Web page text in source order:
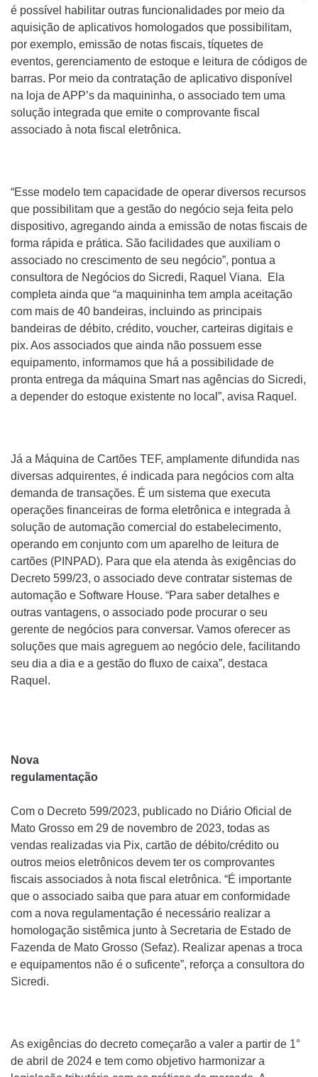
é possível habilitar outras funcionalidades por meio da
aquisição de aplicativos homologados que possibilitam,
por exemplo, emissão de notas fiscais, tíquetes de
eventos, gerenciamento de estoque e leitura de códigos de
barras. Por meio da contratação de aplicativo disponível
na loja de APP’s da maquininha, o associado tem uma
solução integrada que emite o comprovante fiscal
associado à nota fiscal eletrônica.
“Esse modelo tem capacidade de operar diversos recursos
que possibilitam que a gestão do negócio seja feita pelo
dispositivo, agregando ainda a emissão de notas fiscais de
forma rápida e prática. São facilidades que auxiliam o
associado no crescimento de seu negócio”, pontua a
consultora de Negócios do Sicredi, Raquel Viana. Ela
completa ainda que “a maquininha tem ampla aceitação
com mais de 40 bandeiras, incluindo as principais
bandeiras de débito, crédito, voucher, carteiras digitais e
pix. Aos associados que ainda não possuem esse
equipamento, informamos que há a possibilidade de
pronta entrega da máquina Smart nas agências do Sicredi,
a depender do estoque existente no local”, avisa Raquel.
Já a Máquina de Cartões TEF, amplamente difundida nas
diversas adquirentes, é indicada para negócios com alta
demanda de transações. É um sistema que executa
operações financeiras de forma eletrônica e integrada à
solução de automação comercial do estabelecimento,
operando em conjunto com um aparelho de leitura de
cartões (PINPAD). Para que ela atenda às exigências do
Decreto 599/23, o associado deve contratar sistemas de
automação e Software House. “Para saber detalhes e
outras vantagens, o associado pode procurar o seu
gerente de negócios para conversar. Vamos oferecer as
soluções que mais agreguem ao negócio dele, facilitando
seu dia a dia e a gestão do fluxo de caixa”, destaca
Raquel.
Nova
regulamentação
Com o Decreto 599/2023, publicado no Diário Oficial de
Mato Grosso em 29 de novembro de 2023, todas as
vendas realizadas via Pix, cartão de débito/crédito ou
outros meios eletrônicos devem ter os comprovantes
fiscais associados à nota fiscal eletrônica. “É importante
que o associado saiba que para atuar em conformidade
com a nova regulamentação é necessário realizar a
homologação sistêmica junto à Secretaria de Estado de
Fazenda de Mato Grosso (Sefaz). Realizar apenas a troca
e equipamentos não é o suficente”, reforça a consultora do
Sicredi.
As exigências do decreto começarão a valer a partir de 1°
de abril de 2024 e tem como objetivo harmonizar a